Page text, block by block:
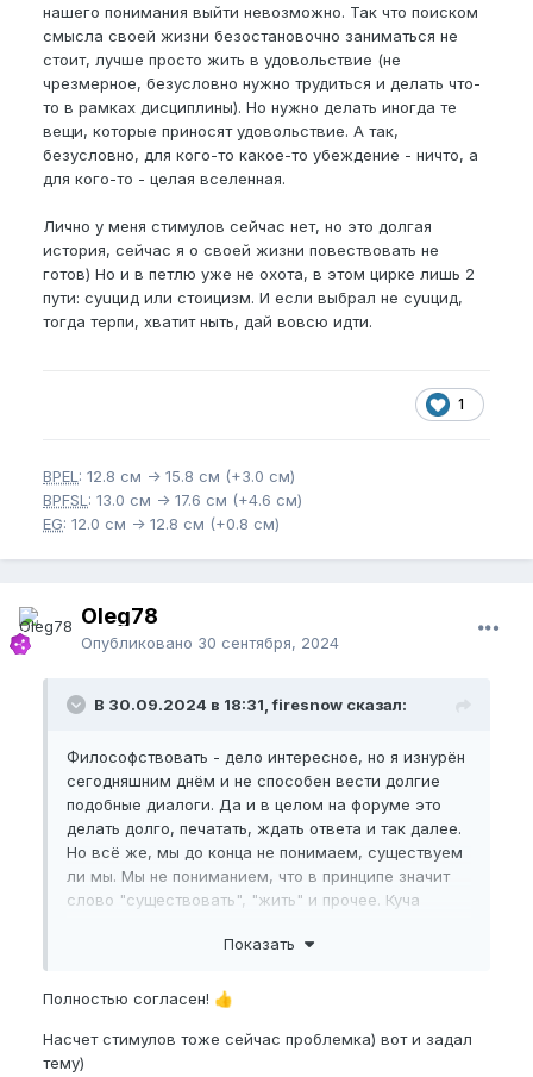
нашего понимания выйти невозможно. Так что поиском
смысла своей жизни безостановочно заниматься не
стоит, лучше просто жить в удовольствие (не
чрезмерное, безусловно нужно трудиться и делать что-
то в рамках дисциплины). Но нужно делать иногда те
вещи, которые приносят удовольствие. А так,
безусловно, для кого-то какое-то убеждение - ничто, а
для кого-то - целая вселенная.
Лично у меня стимулов сейчас нет, но это долгая
история, сейчас я о своей жизни повествовать не
готов) Но и в петлю уже не охота, в этом цирке лишь 2
пути: сyuцид или стоицизм. И если выбрал не сyuцид,
тогда терпи, хватит ныть, дай вовсю идти.
1
BPEL : 12.8 см -> 15.8 см (+3.0 см)
BPFSL : 13.0 см -> 17.6 см (+4.6 см)
EG: 12.0 см -> 12.8 см (+0.8 см)
Oleg78
Опубликовано 30 сентября, 2024
В 30.09.2024 в 18:31, firesnow сказал:
Философствовать - дело интересное, но я изнурён
сегодняшним днём и не способен вести долгие
подобные диалоги. Да и в целом на форуме это
делать долго, печатать, ждать ответа и так далее.
Но всё же, мы до конца не понимаем, существуем
ли мы. Мы не пониманием, что в принципе значит
слово "существовать", "жить" и прочее. Куча
возникновения нашей реальности, но ни одна
неосторожно, можно быстренько скатиться к
расстройству. Горе от ума, что называется. За
рамки нашего понимания выйти невозможно. Так
Показать
Полностью согласен! 👍
Насчет стимулов тоже сейчас проблемка) вот и задал
тему)